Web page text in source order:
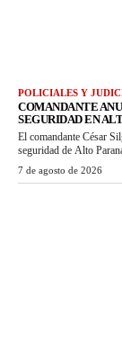
POLICIALES Y
COMANDANTE
SEGURIDAD EN
El comandante César
seguridad de Alto
7 de agosto de 2026